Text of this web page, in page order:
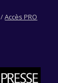
/Accès PRO